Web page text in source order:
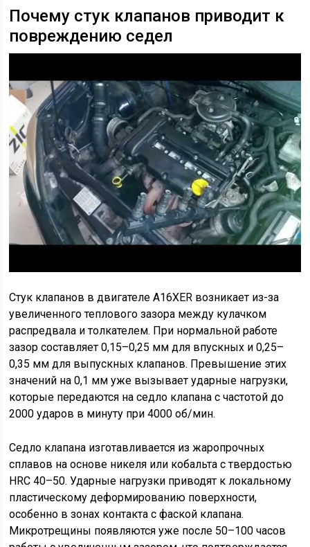
Почему стук клапанов приводит к
повреждению седел
Стук клапанов в двигателе A16XER возникает из-за
увеличенного теплового зазора между кулачком
распредвала и толкателем. При нормальной работе
зазор составляет 0,15–0,25 мм для впускных и 0,25–
0,35 мм для выпускных клапанов. Превышение этих
значений на 0,1 мм уже вызывает ударные нагрузки,
которые передаются на седло клапана с частотой до
2000 ударов в минуту при 4000 об/мин.
Седло клапана изготавливается из жаропрочных
сплавов на основе никеля или кобальта с твердостью
HRC 40–50. Ударные нагрузки приводят к локальному
пластическому деформированию поверхности,
особенно в зонах контакта с фаской клапана.
Микротрещины появляются уже после 50–100 часов